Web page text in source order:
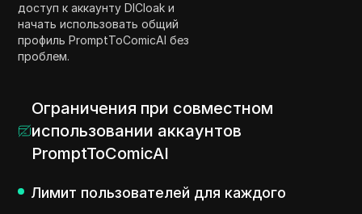
доступ к аккаунту DICloak и
начать использовать общий
профиль PromptToComicAI без
проблем.
Ограничения при совместном
использовании аккаунтов
PromptToComicAI
Лимит пользователей для каждого